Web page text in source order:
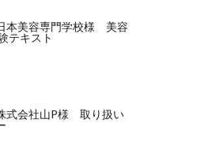
本美容専門学校様 美容
テキスト
式会社山P様 取り扱い